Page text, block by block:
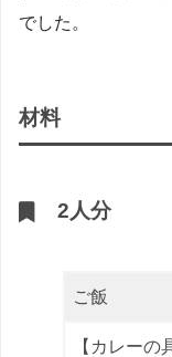
でした。
材料
2人分
ご飯
【カレーの